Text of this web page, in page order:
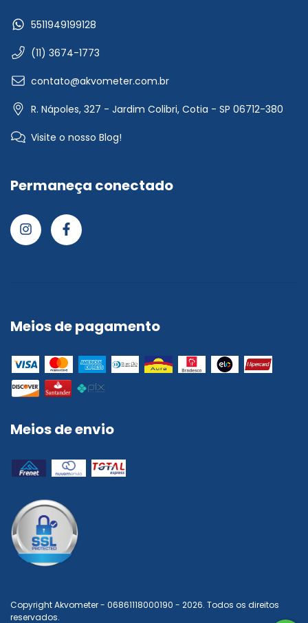
5511949199128
(11) 3674-1773
contato@akvometer.com.br
R. Nápoles, 327 - Jardim Colibri, Cotia - SP 06712-380
Visite o nosso Blog!
Permaneça conectado
Meios de pagamento
Meios de envio
Copyright Akvometer - 06861118000190 - 2026. Todos os direitos
reservados.